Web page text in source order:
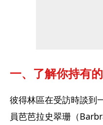
一、了解你持有
彼得林區在受訪時談到
員芭芭拉史翠珊（